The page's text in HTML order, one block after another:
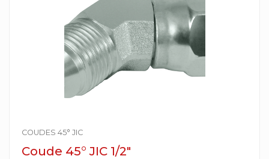
COUDES 45° JIC
Coude 45° JIC 1/2"